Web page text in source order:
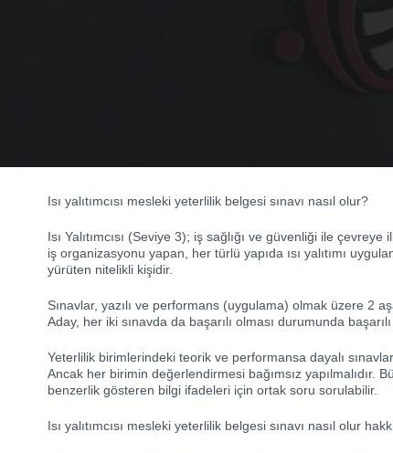
Isı yalıtımcısı mesleki yeterlilik belgesi sınavı nasıl olur?
Isı Yalıtımcısı (Seviye 3); iş sağlığı ve güvenliği ile
iş organizasyonu yapan, her türlü yapıda ısı yalıtımı
yürüten nitelikli kişidir.
Sınavlar, yazılı ve performans (uygulama) olmak üzere 2
Aday, her iki sınavda da başarılı olması durumunda
Yeterlilik birimlerindeki teorik ve performansa dayalı
Ancak her birimin değerlendirmesi bağımsız yapılmalıdır.
benzerlik gösteren bilgi ifadeleri için ortak soru sorulabilir.
Isı yalıtımcısı mesleki yeterlilik belgesi sınavı nasıl olur